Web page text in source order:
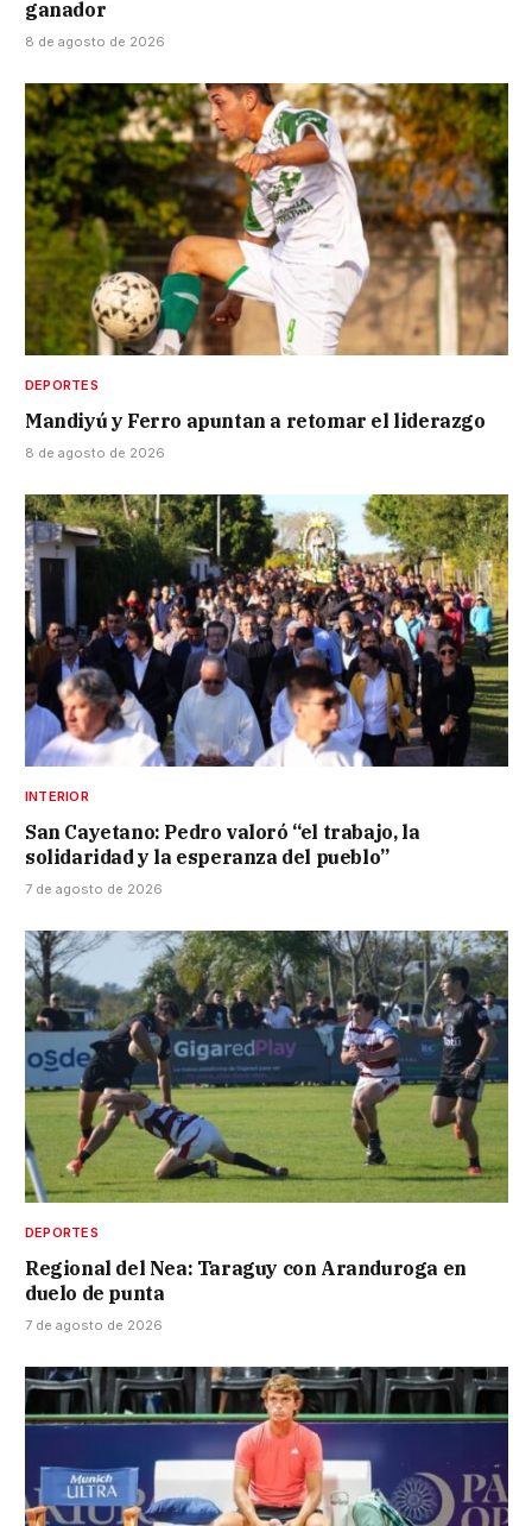
ganador
8 de agosto de 2026
DEPORTES
Mandiyú y Ferro apuntan a retomar el liderazgo
8 de agosto de 2026
INTERIOR
San Cayetano: Pedro valoró “el trabajo, la
solidaridad y la esperanza del pueblo”
7 de agosto de 2026
DEPORTES
Regional del Nea: Taraguy con Aranduroga en
duelo de punta
7 de agosto de 2026